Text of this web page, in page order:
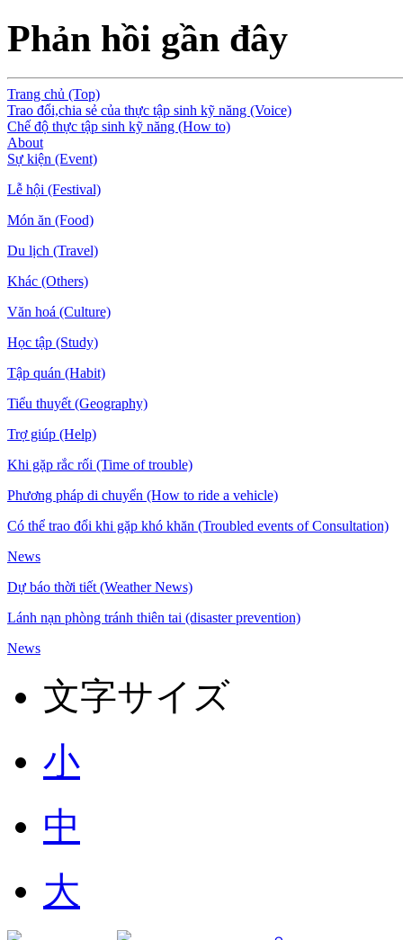
Phản hồi gần đây
Trang chủ (Top)
Trao đổi,chia sẻ của thực tập sinh kỹ năng (Voice)
Chế độ thực tập sinh kỹ năng (How to)
About
Sự kiện (Event)
Lễ hội (Festival)
Món ăn (Food)
Du lịch (Travel)
Khác (Others)
Văn hoá (Culture)
Học tập (Study)
Tập quán (Habit)
Tiểu thuyết (Geography)
Trợ giúp (Help)
Khi gặp rắc rối (Time of trouble)
Phương pháp di chuyển (How to ride a vehicle)
Có thể trao đổi khi gặp khó khăn (Troubled events of Consultation)
News
Dự báo thời tiết (Weather News)
Lánh nạn phòng tránh thiên tai (disaster prevention)
News
文字サイズ
小
中
大